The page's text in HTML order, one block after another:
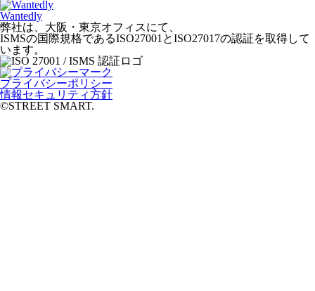
Wantedly
弊社は、大阪・東京オフィスにて、
ISMSの国際規格であるISO27001とISO27017の認証を取得して
います。
プライバシーポリシー
情報セキュリティ方針
©️STREET SMART.